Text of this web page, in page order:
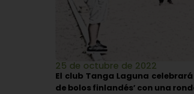
25 de octubre de 2022
El club Tanga Laguna
de bolos finlandés’ con una